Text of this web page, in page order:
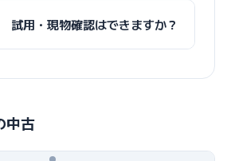
試用・現物確認はできますか？
中古